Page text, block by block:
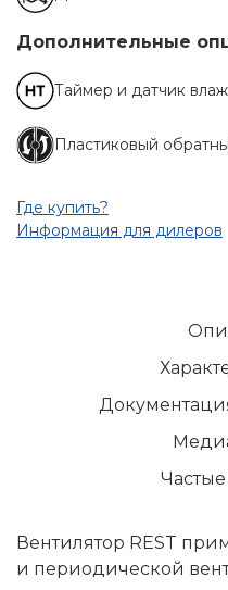
Дополнительные
Таймер и датчик
Пластиковый
Где купить?
Информация для дилеров
Вентилятор REST
и периодической